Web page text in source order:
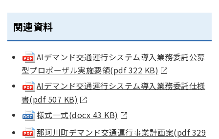
関連資料
AIデマンド交通運行システム導入業務委託公募
型プロポーザル実施要領(pdf 322 KB)
AIデマンド交通運行システム導入業務委託仕様
書(pdf 507 KB)
様式一式(docx 43 KB)
那珂川町デマンド交通運行事業計画案(pdf 329